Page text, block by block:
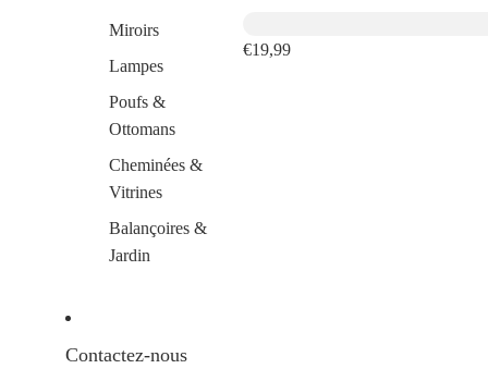
Miroirs
Lampes
Poufs &
Ottomans
Cheminées &
Vitrines
Balançoires &
Jardin
€19,99
Contactez-nous